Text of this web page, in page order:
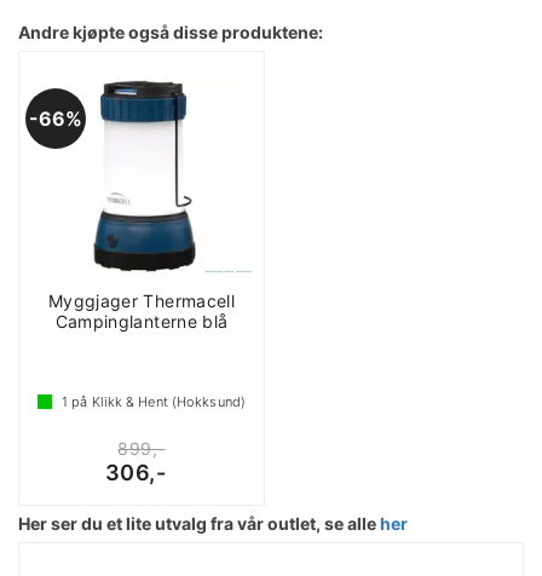
Andre kjøpte også disse produktene:
66%
Myggjager Thermacell
Campinglanterne blå
1 på Klikk & Hent (Hokksund)
899,-
306,-
Her ser du et lite utvalg fra vår outlet, se alleher